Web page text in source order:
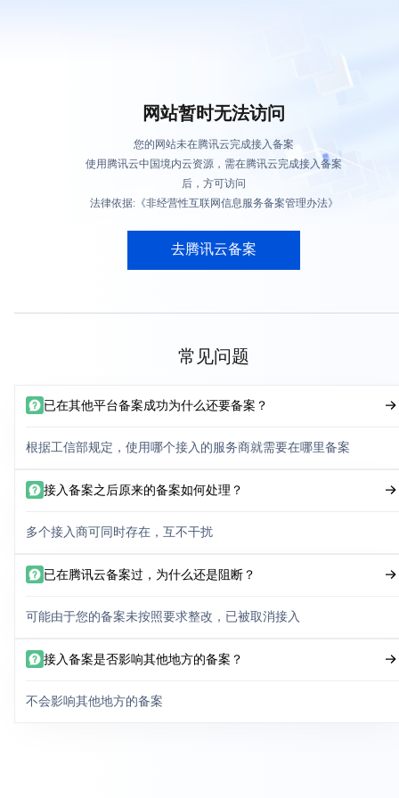
网站暂时无法访问
您的网站未在腾讯云完成接入备案
使用腾讯云中国境内云资源，需在腾讯云完成接入备案
后，方可访问
法律依据:《非经营性互联网信息服务备案管理办法》
去腾讯云备案
常见问题
已在其他平台备案成功为什么还要备案？
根据工信部规定，使用哪个接入的服务商就需要在哪里备案
接入备案之后原来的备案如何处理？
多个接入商可同时存在，互不干扰
已在腾讯云备案过，为什么还是阻断？
可能由于您的备案未按照要求整改，已被取消接入
接入备案是否影响其他地方的备案？
不会影响其他地方的备案